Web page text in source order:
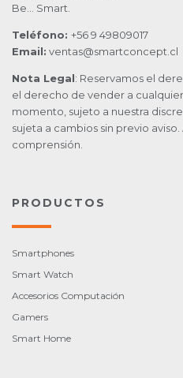
Be… Smart.
Teléfono: +56 9 49809017
Email: ventas@smartconcept.cl
Nota Legal: Reservamos el
el derecho de vender a
momento, sujeto a nuestra
sujeta a cambios sin previo
comprensión.
PRODUCTOS
Smartphones
Smart Watch
Accesorios Computación
Gamers
Smart Home